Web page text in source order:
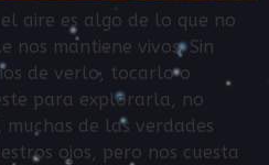
aire es algo de lo que no
nos mantiene vivos. Sin
de verlo, tocarlo o
para explorarla, no
de las verdades
ojos, pero nos cuesta